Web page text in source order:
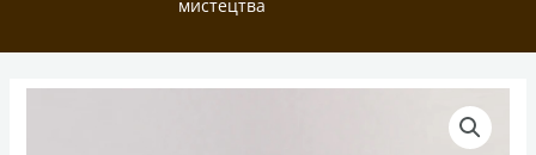
мистецтва